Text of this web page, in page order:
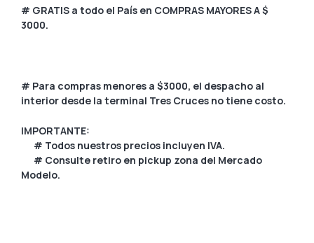
# GRATIS a todo el País en COMPRAS MAYORES A $
3000.
# Para compras menores a $3000, el despacho al
interior desde la terminal Tres Cruces no tiene costo.
IMPORTANTE:
# Todos nuestros precios incluyen IVA.
# Consulte retiro en pickup zona del Mercado
Modelo.